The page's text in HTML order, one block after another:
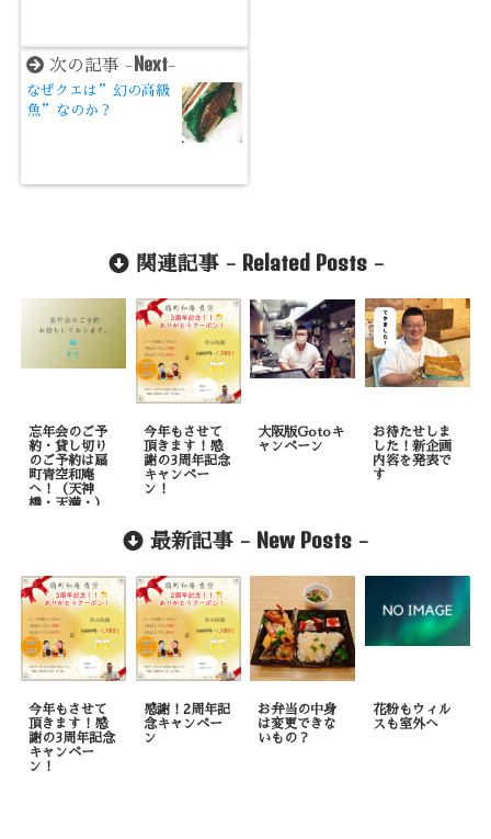
次の記事 - Next-
なぜクエは”幻の高級
魚”なのか？
関連記事 - Related Posts-
忘年会のご予
約・貸し切り
のご予約は扇
町青空和庵
へ！（天神
橋・天満・）
今年もさせて
頂きます！感
謝の3周年記念
キャンペー
ン！
大阪版Gotoキ
ャンペーン
お待たせしま
した！新企画
内容を発表で
す
最新記事 - New Posts -
今年もさせて
頂きます！感
謝の3周年記念
キャンペー
ン！
感謝！2周年記
念キャンペー
ン
お弁当の中身
は変更できな
いもの？
花粉もウィル
スも室外へ